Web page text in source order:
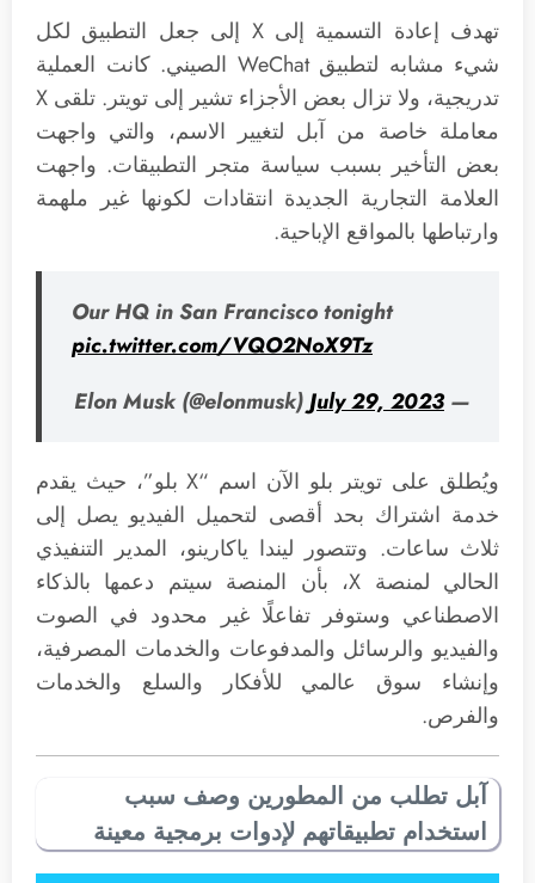
تهدف إعادة التسمية إلى X إلى جعل التطبيق لكل
شيء مشابه لتطبيق WeChat الصيني. كانت العملية
تدريجية، ولا تزال بعض الأجزاء تشير إلى تويتر. تلقى X
معاملة خاصة من آبل لتغيير الاسم، والتي واجهت
بعض التأخير بسبب سياسة متجر التطبيقات. واجهت
العلامة التجارية الجديدة انتقادات لكونها غير ملهمة
وارتباطها بالمواقع الإباحية.
Our HQ in San Francisco tonight
pic.twitter.com/VQO2NoX9Tz
— Elon Musk (@elonmusk)
July 29, 2023
ويُطلق على تويتر بلو الآن اسم “X بلو”، حيث يقدم
خدمة اشتراك بحد أقصى لتحميل الفيديو يصل إلى
ثلاث ساعات. وتتصور ليندا ياكارينو، المدير التنفيذي
الحالي لمنصة X، بأن المنصة سيتم دعمها بالذكاء
الاصطناعي وستوفر تفاعلًا غير محدود في الصوت
والفيديو والرسائل والمدفوعات والخدمات المصرفية،
وإنشاء سوق عالمي للأفكار والسلع والخدمات
والفرص.
آبل تطلب من المطورين وصف سبب
استخدام تطبيقاتهم لإدوات برمجية معينة